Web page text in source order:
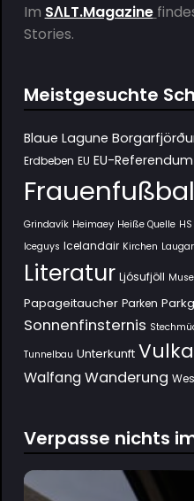
Im SΛLT.Magazine
Stories.
Meistgesuchte
Blaue Lagune
Erdbeben EU EU-Referendum
Grindavík Heimaey Heiße Quelle
Iceguys Icelandair Kirchen
Literatur Ljósufjöll
Papageitaucher Parken
Sonnenfinsternis
Tunnelbau Unterkunft
Walfang Wanderung
Verpasse nichts